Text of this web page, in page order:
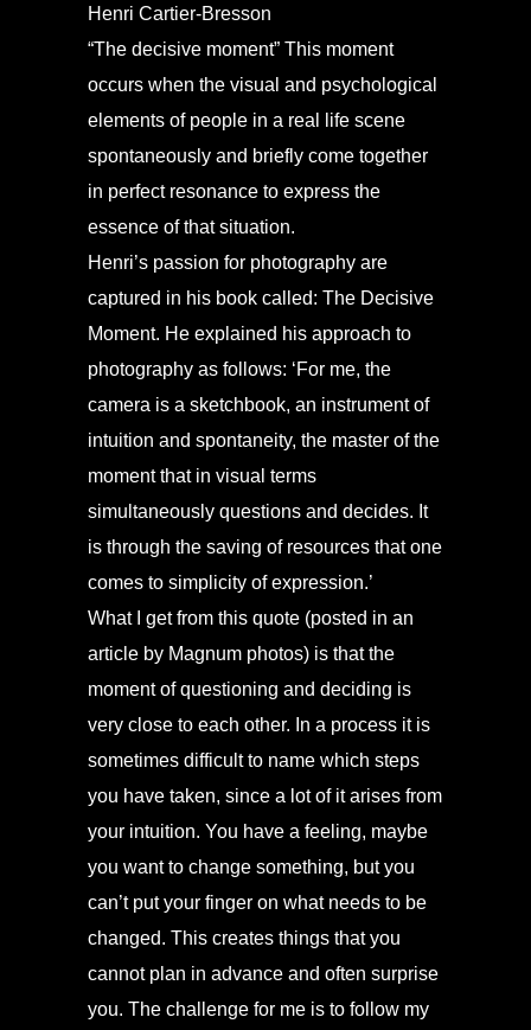
Henri Cartier-Bresson
“The decisive moment” This moment
occurs when the visual and psychological
elements of people in a real life scene
spontaneously and briefly come together
in perfect resonance to express the
essence of that situation.
Henri’s passion for photography are
captured in his book called: The Decisive
Moment. He explained his approach to
photography as follows: ‘For me, the
camera is a sketchbook, an instrument of
intuition and spontaneity, the master of the
moment that in visual terms
simultaneously questions and decides. It
is through the saving of resources that one
comes to simplicity of expression.’
What I get from this quote (posted in an
article by Magnum photos) is that the
moment of questioning and deciding is
very close to each other. In a process it is
sometimes difficult to name which steps
you have taken, since a lot of it arises from
your intuition. You have a feeling, maybe
you want to change something, but you
can’t put your finger on what needs to be
changed. This creates things that you
cannot plan in advance and often surprise
you. The challenge for me is to follow my